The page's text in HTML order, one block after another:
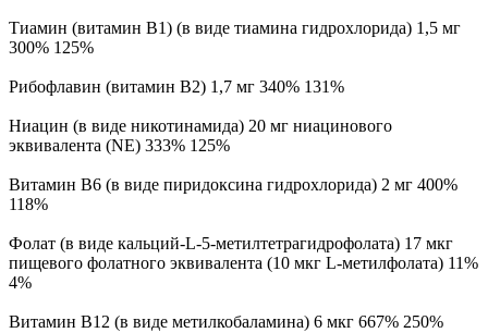
Тиамин (витамин B1) (в виде тиамина гидрохлорида) 1,5 мг
300% 125%
Рибофлавин (витамин B2) 1,7 мг 340% 131%
Ниацин (в виде никотинамида) 20 мг ниацинового
эквивалента (NE) 333% 125%
Витамин B6 (в виде пиридоксина гидрохлорида) 2 мг 400%
118%
Фолат (в виде кальций-L-5-метилтетрагидрофолата) 17 мкг
пищевого фолатного эквивалента (10 мкг L-метилфолата) 11%
4%
Витамин B12 (в виде метилкобаламина) 6 мкг 667% 250%